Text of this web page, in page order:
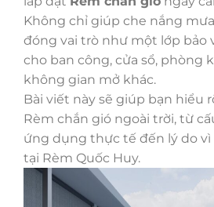
Không chỉ giúp che nắng
đóng vai trò như một lớp bảo
cho ban công, cửa sổ, phòng
không gian mở khác.
Bài viết này sẽ giúp bạn hiểu
Rèm chắn gió ngoài trời, từ
ứng dụng thực tế đến lý do vì
tại Rèm Quốc Huy.